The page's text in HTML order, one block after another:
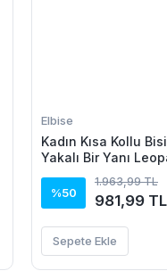
Elbise
Kadın Kısa Kollu
Yakalı Bir Yanı
%50
1.963,99 TL
981,99 TL
Sepete Ekle